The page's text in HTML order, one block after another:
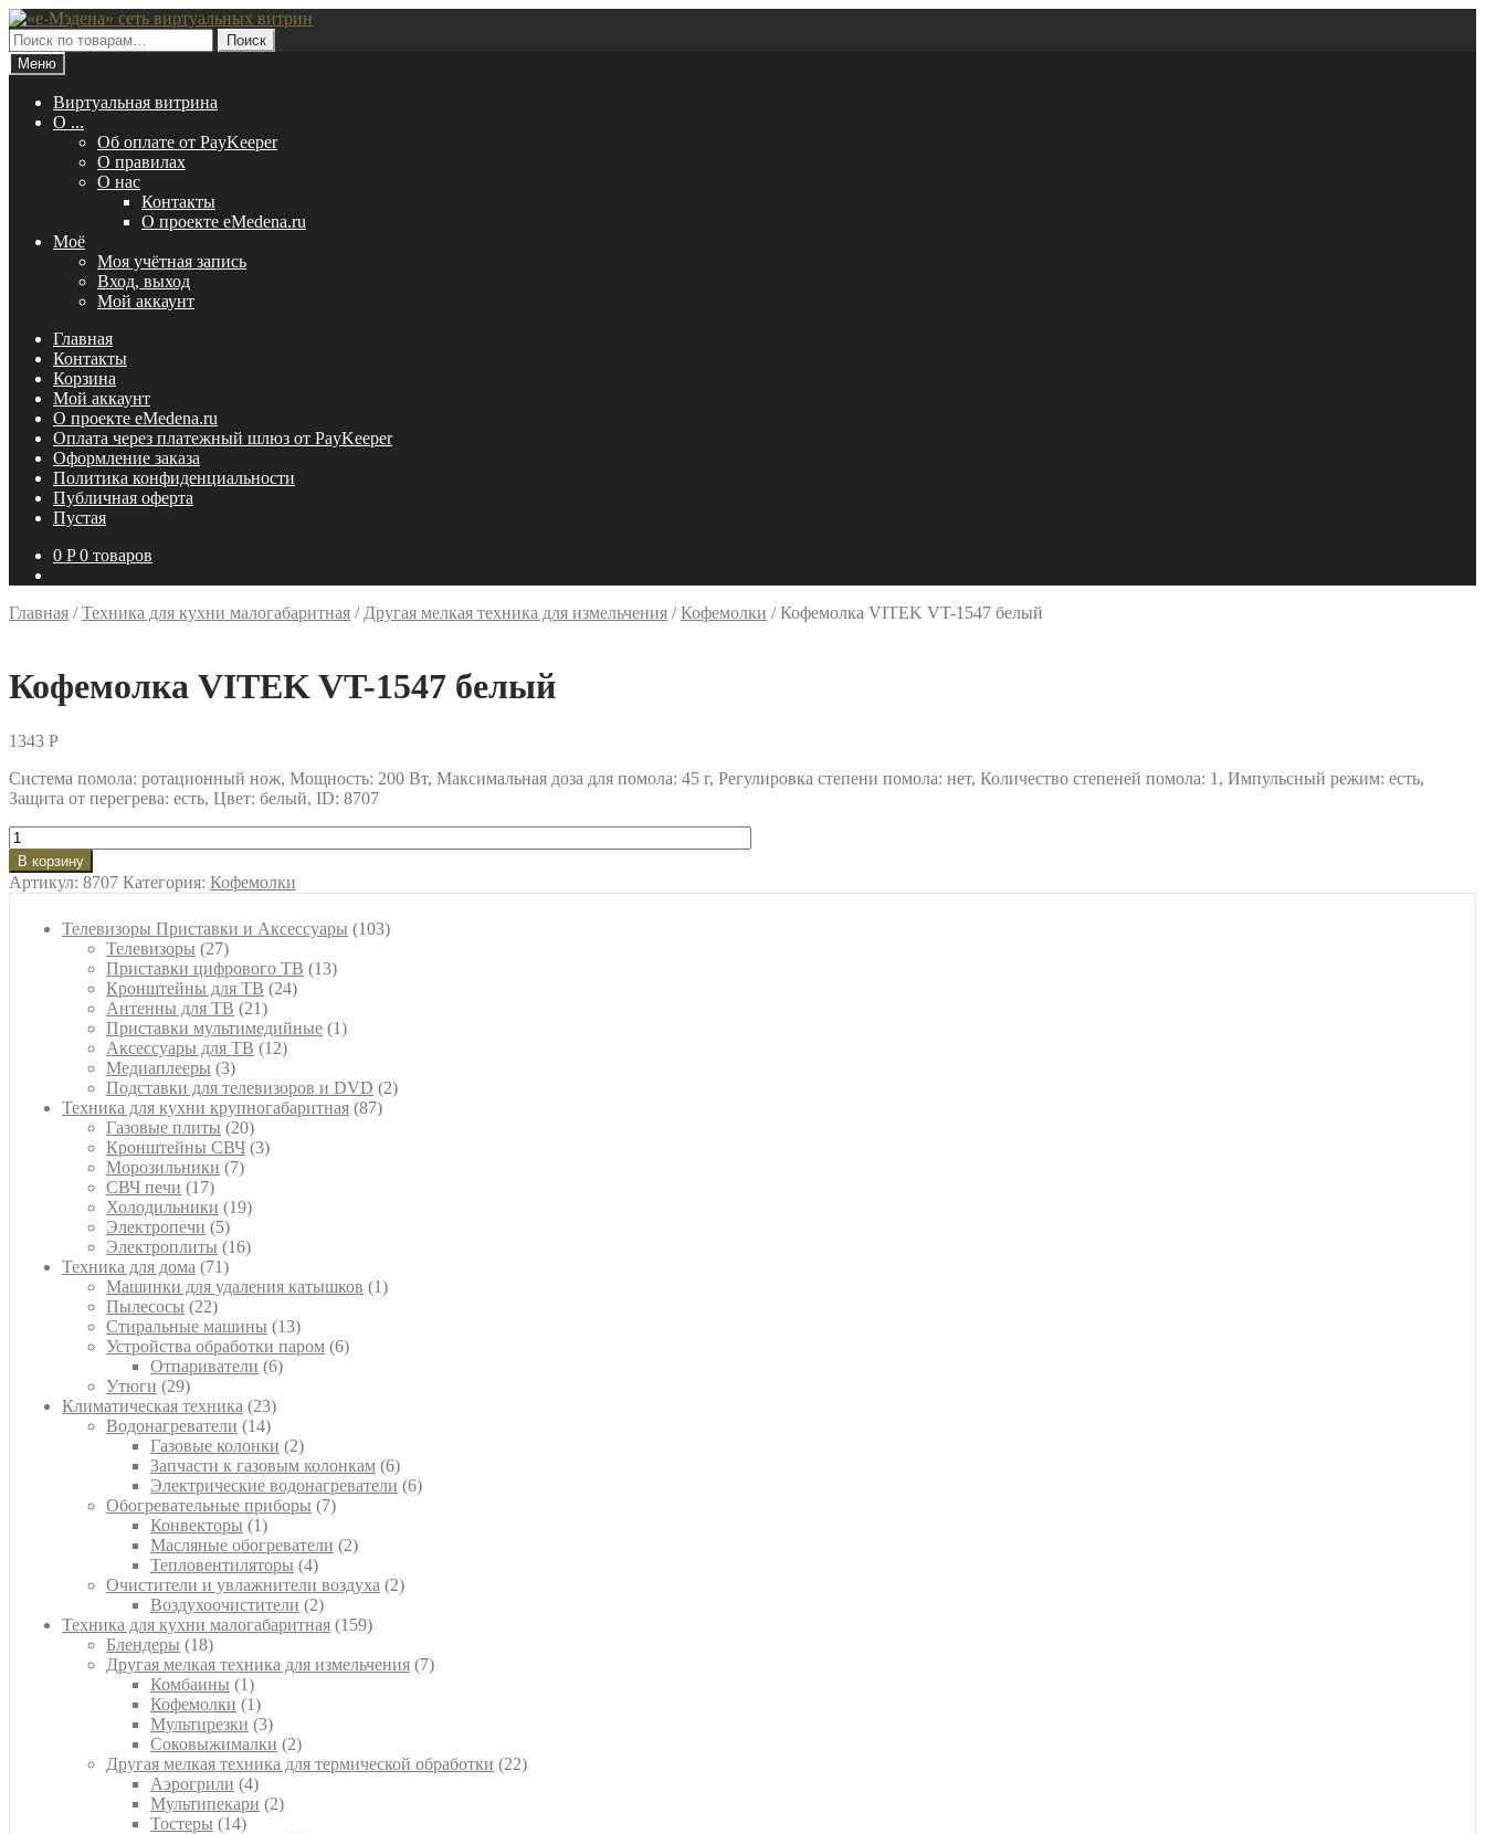
Перейти
к
навигации
Перейти
к
содержимому
Искать:
Поиск
Меню
Виртуальная витрина
O ...
Об оплате от PayKeeper
О правилах
О нас
Контакты
О проекте eMedena.ru
Моё
Моя учётная запись
Вход, выход
Мой аккаунт
Главная
Контакты
Корзина
Мой аккаунт
О проекте eMedena.ru
Оплата через платежный шлюз от PayKeeper
Оформление заказа
Политика конфиденциальности
Публичная оферта
Пустая
0 P 0 товаров
Главная /Техника для кухни малогабаритная / Другая мелкая техника для измельчения /Кофемолки /Кофемолка VITEK VT-1547 белый
Кофемолка VITEK VT-1547 белый
1343 P
Система помола: ротационный нож, Мощность: 200 Вт, Максимальная доза для помола: 45 г, Регулировка степени помола: нет, Количество степеней помола: 1, Импульсный режим: есть,
Защита от перегрева: есть, Цвет: белый, ID: 8707
Количество
товара
Кофемолка
VITEK
В корзину
Артикул: 8707 Категория: Кофемолки
Телевизоры Приставки и Аксессуары 103103
Телевизоры 2727
товаров
Приставки цифрового ТВ 1313
Кронштейны для ТВ 2424
Антенны для ТВ 2121
товар
Приставки мультимедийные 11
Аксессуары для ТВ 1212
Медиаплееры 33
товара
Подставки для телевизоров и DVD 22
Техника для кухни крупногабаритная 8787
Газовые плиты 2020
товаров
Кронштейны СВЧ 33
Морозильники 77
СВЧ печи 1717
товаров
Холодильники 1919
Электропечи 55
товаров
Электроплиты 1616
Техника для дома 7171
товар
Машинки для удаления катышков 11
Пылесосы 2222
товара
Стиральные машины 1313
товаров
Устройства обработки паром 66
Отпариватели 66
Утюги 2929
товаров
Климатическая техника 2323
товара
Водонагреватели 1414
товаров
Газовые колонки 22
товара
Запчасти к газовым колонкам 66
товаров
Электрические водонагреватели 66
Обогревательные приборы 77
Конвекторы 11
товар
Масляные обогреватели 22
Тепловентиляторы 44
товара
Очистители и увлажнители воздуха 22
Воздухоочистители 22
товара
Техника для кухни малогабаритная 159159
Блендеры 1818
товаров
Другая мелкая техника для измельчения 77
Комбаины 11
товар
Кофемолки 11
товар
Мультирезки 33
товара
Соковыжималки 22
товара
Другая мелкая техника для термической обработки 2222
Аэрогрили 44
товара
Мультипекари 22
Тостеры 1414